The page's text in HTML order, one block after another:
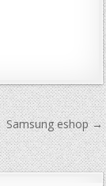
Samsung eshop →